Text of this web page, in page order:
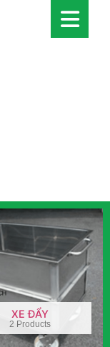
XE ĐẨY
2 Products